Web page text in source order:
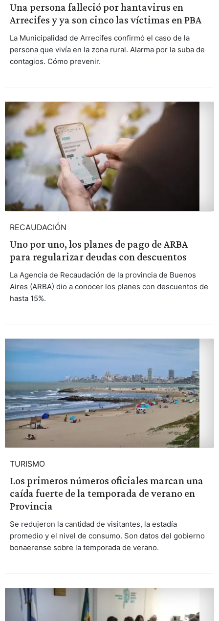
Una persona falleció por hantavirus en
Arrecifes y ya son cinco las víctimas en PBA
La Municipalidad de Arrecifes confirmó el caso de la
persona que vivía en la zona rural. Alarma por la suba de
contagios. Cómo prevenir.
RECAUDACIÓN
Uno por uno, los planes de pago de ARBA
para regularizar deudas con descuentos
La Agencia de Recaudación de la provincia de Buenos
Aires (ARBA) dio a conocer los planes con descuentos de
hasta 15%.
TURISMO
Los primeros números oficiales marcan una
caída fuerte de la temporada de verano en
Provincia
Se redujeron la cantidad de visitantes, la estadía
promedio y el nivel de consumo. Son datos del gobierno
bonaerense sobre la temporada de verano.